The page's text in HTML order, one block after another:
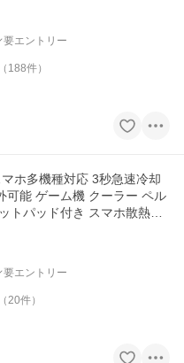
要エントリー
188件）
ホ多機種対応 3秒急速冷却
可能 ゲーム機 クーラー ペル
トパッド付き スマホ散熱器
要エントリー
20件）